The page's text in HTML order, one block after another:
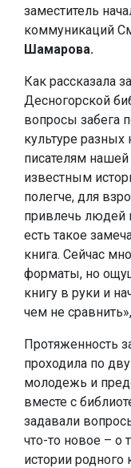
заместитель
коммуникаций
Шамарова.
Как рассказала
Десногорской
вопросы забега
культуре
писателям
известным
полегче, для
привлечь людей
есть такое
книга. Сейчас
форматы, но
книгу в руки и
чем не
Протяженность
проходила по
молодежь и
вместе с
задавали
что-то новое – о
истории родного